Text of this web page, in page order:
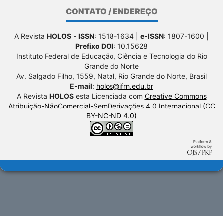
CONTATO / ENDEREÇO
A Revista HOLOS - ISSN: 1518-1634 | e-ISSN: 1807-1600 |
Prefixo DOI: 10.15628
Instituto Federal de Educação, Ciência e Tecnologia do Rio
Grande do Norte
Av. Salgado Filho, 1559, Natal, Rio Grande do Norte, Brasil
E-mail: holos@ifrn.edu.br
A Revista HOLOSesta Licenciada com Creative Commons
Atribuição-NãoComercial-SemDerivações 4.0 Internacional (CC
BY-NC-ND 4.0)